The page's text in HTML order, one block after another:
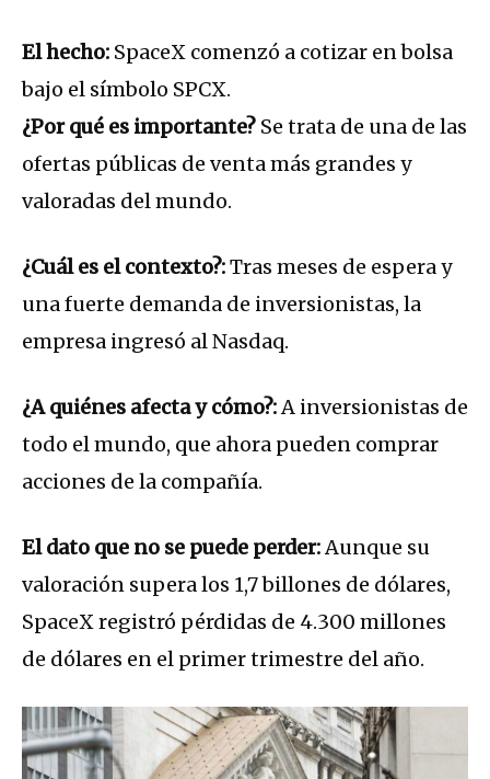
El hecho: SpaceX comenzó a cotizar en bolsa
bajo el símbolo SPCX.
¿Por qué es importante? Se trata de una de las
ofertas públicas de venta más grandes y
valoradas del mundo.
¿Cuál es el contexto?:Tras meses de espera y
una fuerte demanda de inversionistas, la
empresa ingresó al Nasdaq.
¿A quiénes afecta y cómo?:A inversionistas de
todo el mundo, que ahora pueden comprar
acciones de la compañía.
El dato que no se puede perder:Aunque su
valoración supera los 1,7 billones de dólares,
SpaceX registró pérdidas de 4.300 millones
de dólares en el primer trimestre del año.